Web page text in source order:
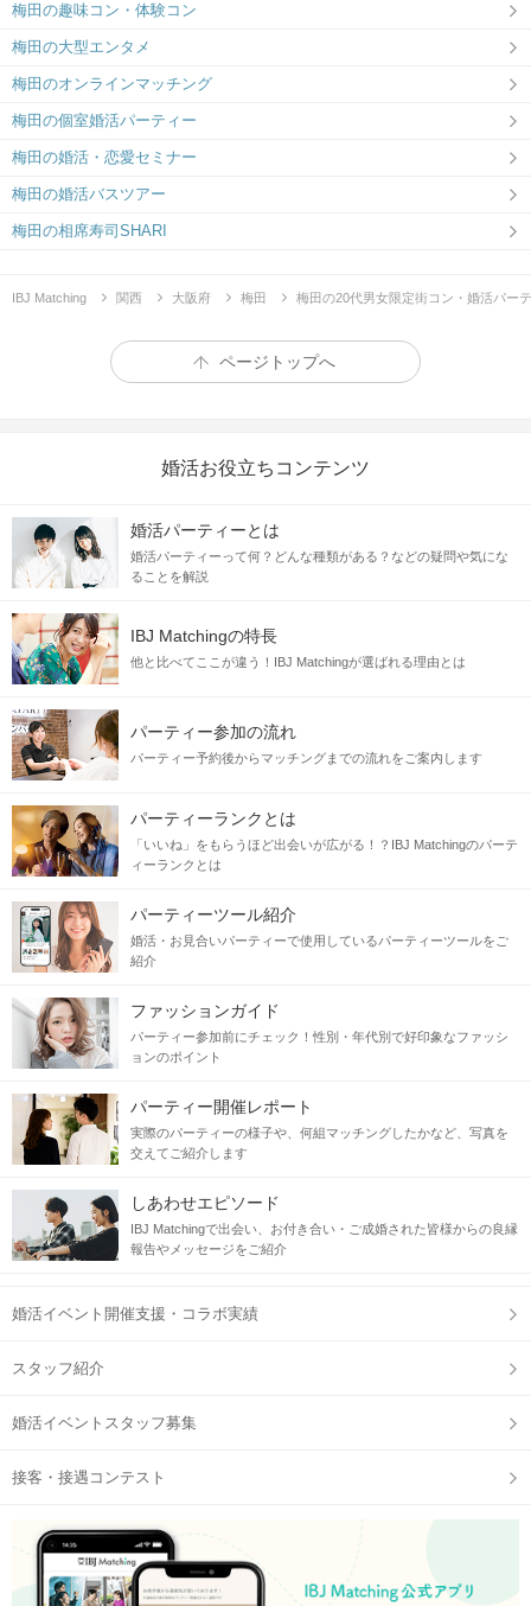
梅田の趣味コン・体験コン
梅田の大型エンタメ
梅田のオンラインマッチング
梅田の個室婚活パーティー
梅田の婚活・恋愛セミナー
梅田の婚活バスツアー
梅田の相席寿司SHARI
IBJ Matching 関西 大阪府 梅田 梅田の20代男女限定街コン・婚活パー
ページトップへ
婚活お役立ちコンテンツ
婚活パーティーとは
婚活パーティーって何？どんな種類がある？などの疑問や気にな
ることを解説
IBJ Matchingの特長
他と比べてここが違う！IBJ Matchingが選ばれる理由とは
パーティー参加の流れ
パーティー予約後からマッチングまでの流れをご案内します
パーティーランクとは
「いいね」をもらうほど出会いが広がる！？IBJ Matchingのパーテ
ィーランクとは
パーティーツール紹介
婚活・お見合いパーティーで使用しているパーティーツールをご
紹介
ファッションガイド
パーティー参加前にチェック！性別・年代別で好印象なファッシ
ョンのポイント
パーティー開催レポート
実際のパーティーの様子や、何組マッチングしたかなど、写真を
交えてご紹介します
しあわせエピソード
IBJ Matchingで出会い、お付き合い・ご成婚された皆様からの良縁
報告やメッセージをご紹介
婚活イベント開催支援・コラボ実績
スタッフ紹介
婚活イベントスタッフ募集
接客・接遇コンテスト